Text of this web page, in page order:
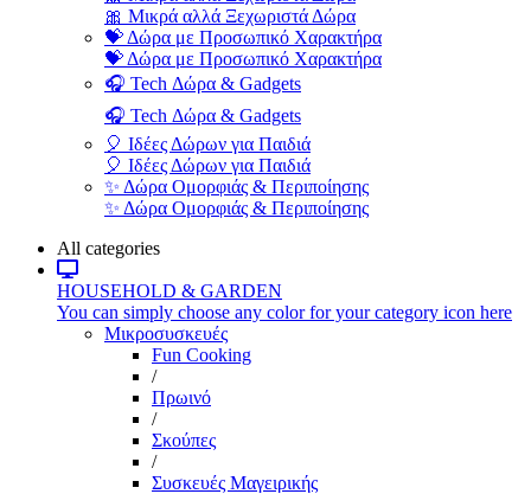
🎀 Μικρά αλλά Ξεχωριστά Δώρα
💝 Δώρα με Προσωπικό Χαρακτήρα
💝 Δώρα με Προσωπικό Χαρακτήρα
🎧 Tech Δώρα & Gadgets
🎧 Tech Δώρα & Gadgets
🎈 Ιδέες Δώρων για Παιδιά
🎈 Ιδέες Δώρων για Παιδιά
✨ Δώρα Ομορφιάς & Περιποίησης
✨ Δώρα Ομορφιάς & Περιποίησης
All categories
HOUSEHOLD & GARDEN
You can simply choose any color for your category icon here
Μικροσυσκευές
Fun Cooking
/
Πρωινό
/
Σκούπες
/
Συσκευές Μαγειρικής